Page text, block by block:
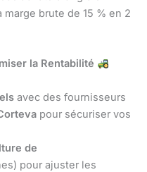
brute de 15 % en 2
la Rentabilité
avec des fournisseurs
pour sécuriser vos
de
pour ajuster les